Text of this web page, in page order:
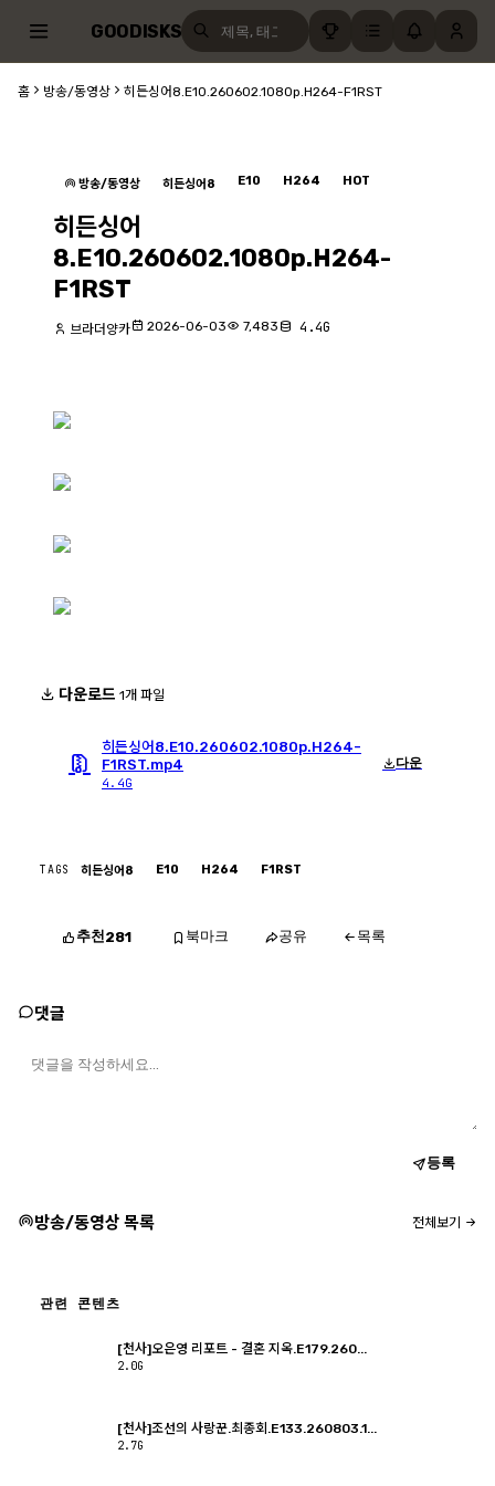
GOODISKS
홈 방송/동영상 히든싱어8.E10.260602.1080p.H264-F1RST
방송/동영상 히든싱어8 E10 H264 HOT
히든싱어
8.E10.260602.1080p.H264-
F1RST
브라더양카 2026-06-03 7,483 4.4G
다운로드 1개 파일
히든싱어8.E10.260602.1080p.H264-
F1RST.mp4
4.4G
다운
TAGS 히든싱어8 E10 H264 F1RST
추천281 북마크 공유 목록
댓글
등록
방송/동영상 목록 전체보기
관련 콘텐츠
[천사]오은영 리포트 - 결혼 지옥.E179.260...
2.0G
[천사]조선의 사랑꾼.최종회.E133.260803.1...
2.7G